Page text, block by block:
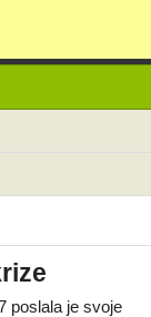
poslala je svoje